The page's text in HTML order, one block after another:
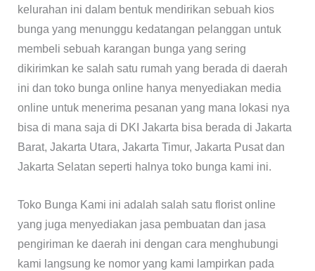
kelurahan ini dalam bentuk mendirikan sebuah kios
bunga yang menunggu kedatangan pelanggan untuk
membeli sebuah karangan bunga yang sering
dikirimkan ke salah satu rumah yang berada di daerah
ini dan toko bunga online hanya menyediakan media
online untuk menerima pesanan yang mana lokasi nya
bisa di mana saja di DKI Jakarta bisa berada di Jakarta
Barat, Jakarta Utara, Jakarta Timur, Jakarta Pusat dan
Jakarta Selatan seperti halnya toko bunga kami ini.
Toko Bunga Kami ini adalah salah satu florist online
yang juga menyediakan jasa pembuatan dan jasa
pengiriman ke daerah ini dengan cara menghubungi
kami langsung ke nomor yang kami lampirkan pada